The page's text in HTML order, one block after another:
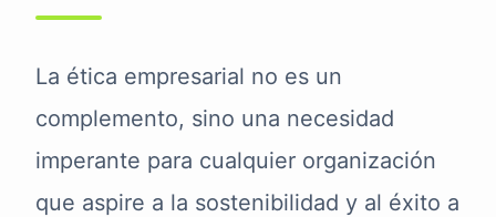
La ética empresarial no es un
complemento, sino una necesidad
imperante para cualquier organización
que aspire a la sostenibilidad y al éxito a